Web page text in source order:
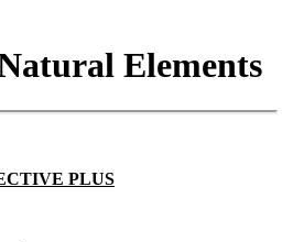
Elements
PLUS